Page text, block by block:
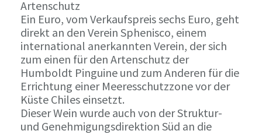
Artenschutz
Ein Euro, vom Verkaufspreis sechs Euro, geht
direkt an den Verein Sphenisco, einem
international anerkannten Verein, der sich
zum einen für den Artenschutz der
Humboldt Pinguine und zum Anderen für die
Errichtung einer Meeresschutzzone vor der
Küste Chiles einsetzt.
Dieser Wein wurde auch von der Struktur-
und Genehmigungsdirektion Süd an die